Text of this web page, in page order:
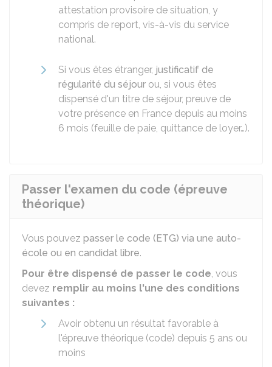
attestation provisoire de situation, y
compris de report, vis-à-vis du service
national.
Si vous êtes étranger, justificatif de
régularité du séjour ou, si vous êtes
dispensé d'un titre de séjour, preuve de
votre présence en France depuis au moins
6 mois (feuille de paie, quittance de loyer…).
Passer l'examen du code (épreuve
théorique)
Vous pouvez passer le code (ETG) via une auto-
école ou en candidat libre.
Pour être dispensé de passer le code, vous
devez remplir au moins l'une des conditions
suivantes :
Avoir obtenu un résultat favorable à
l'épreuve théorique (code) depuis 5 ans ou
moins